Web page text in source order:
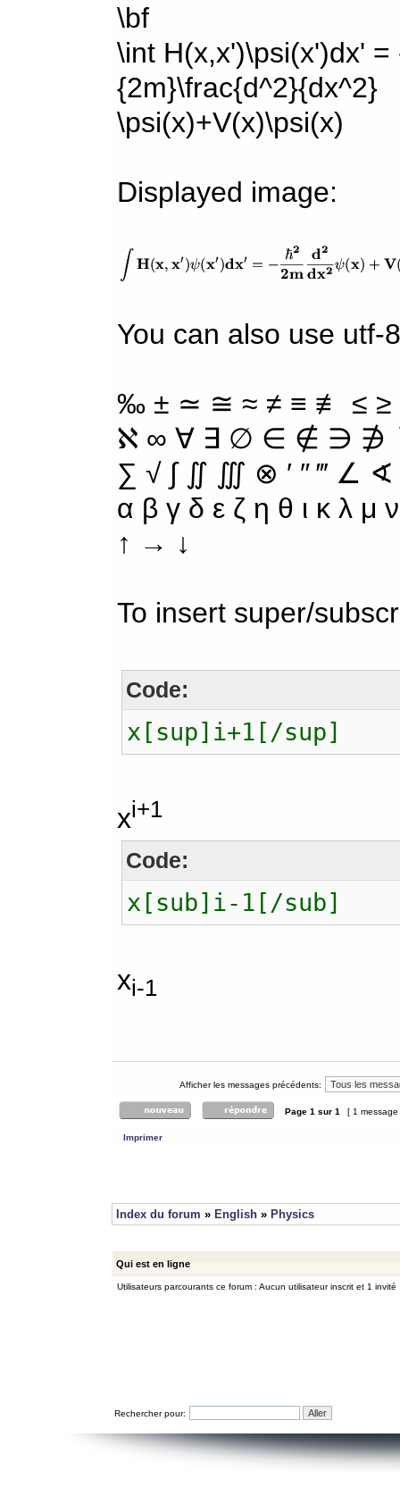
\bf
\int H(x,x')\psi(x')dx'
{2m}\frac{d^2}{dx^2}
\psi(x)+V(x)\psi(x)
Displayed image:
You can also use utf-
‰ ± ≃ ≅ ≈ ≠ ≡ ≢ ≤
ℵ ∞ ∀ ∃ ∅ ∈ ∉ ∋ ∌
∑ √ ∫ ∬ ∭ ⊗ ′ ″ ‴ ∠
α β γ δ ε ζ η θ ι κ λ
↑ → ↓
To insert super/
Code:
x[sup]i+1[/sup]
xi+1
Code:
x[sub]i-1[/sub]
xi-1
Afficher les messages précédents:
Page 1 sur 1 [ 1
Imprimer
Index du forum » English » Physics
Qui est en ligne
Utilisateurs parcourants ce forum : Aucun utilisateur inscrit et 1 invité
Rechercher pour: